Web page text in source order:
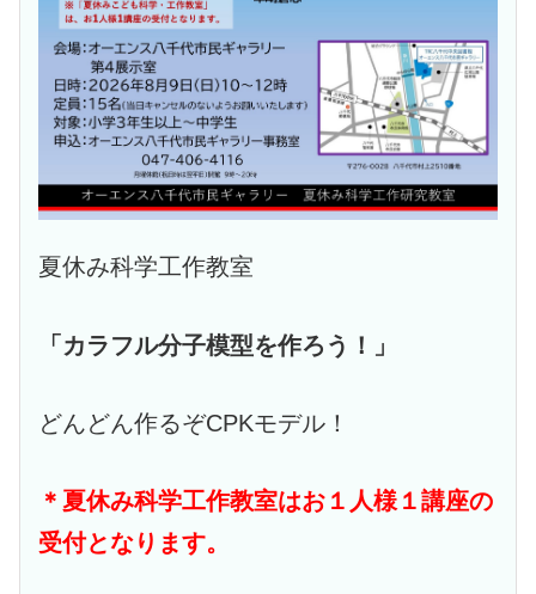
夏休み科学工作教室
「カラフル分子模型を作ろう！」
どんどん作るぞCPKモデル！
＊夏休み科学工作教室はお１人様１講座の
受付となります。